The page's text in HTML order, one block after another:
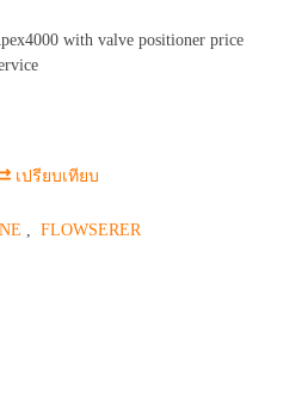
with valve positioner price
เปรียบเทียบ
, FLOWSERER